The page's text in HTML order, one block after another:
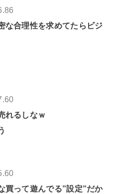
な合理性を求めてたらビジ
れるしなｗ
買って遊んでる”設定”だか